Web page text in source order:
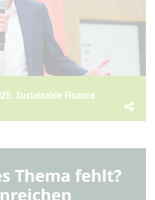
Sustainable Finance